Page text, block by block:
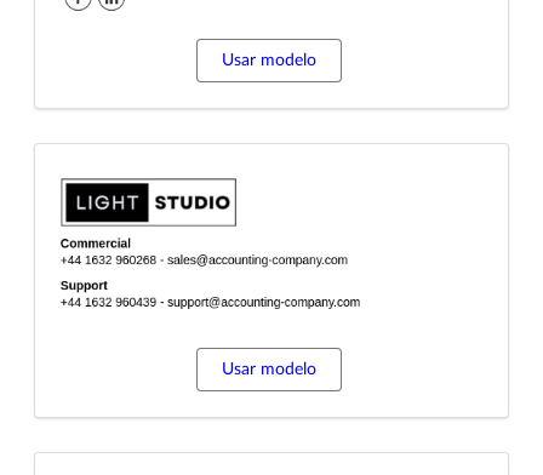
Usar modelo
Usar modelo